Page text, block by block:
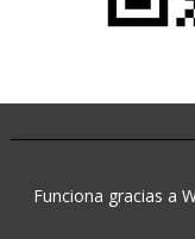
Funciona gracias a